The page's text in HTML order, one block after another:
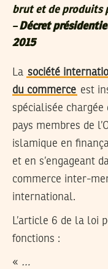
brut et de produits
–Décret
2015
La société
du commerce est
spécialisée
pays membres de
islamique en
et en s’engageant
commerce inter-
international.
L’article 6 de la loi
fonctions :
« …